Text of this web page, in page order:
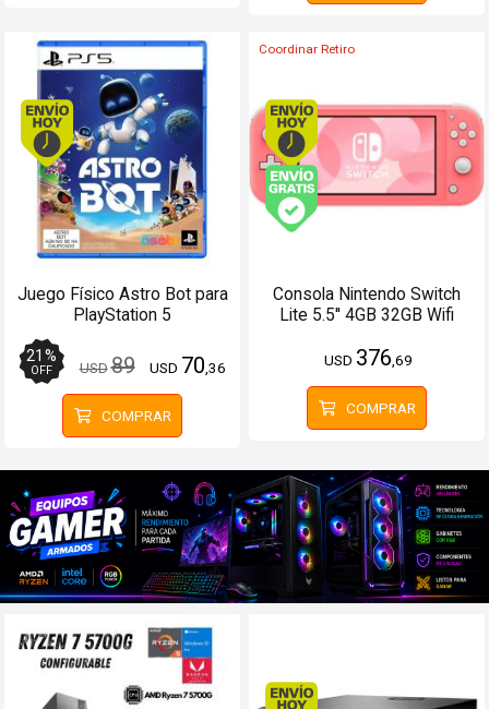
Envío hoy. Comprando antes de 13Hs.
Juego Físico Astro Bot para
PlayStation 5
21 %
OFF USD89 USD 70 ,36
COMPRAR
Coordinar Retiro
Envío hoy.
Consola Nintendo Switch
Lite 5.5'' 4GB 32GB Wifi
USD 376 ,69
COMPRAR